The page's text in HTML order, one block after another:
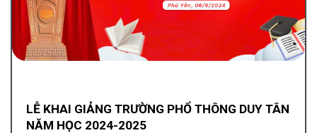
LỄ KHAI GIẢNG TRƯỜNG PHỔ THÔNG DUY TÂN
NĂM HỌC 2024-2025